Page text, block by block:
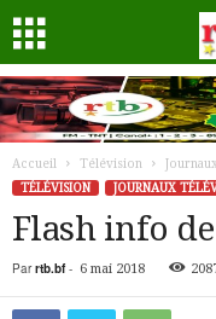
Accueil Télévision
TÉLÉVISION
JOURNAUX
Flash info
Par rtb.bf- 6 mai 2018